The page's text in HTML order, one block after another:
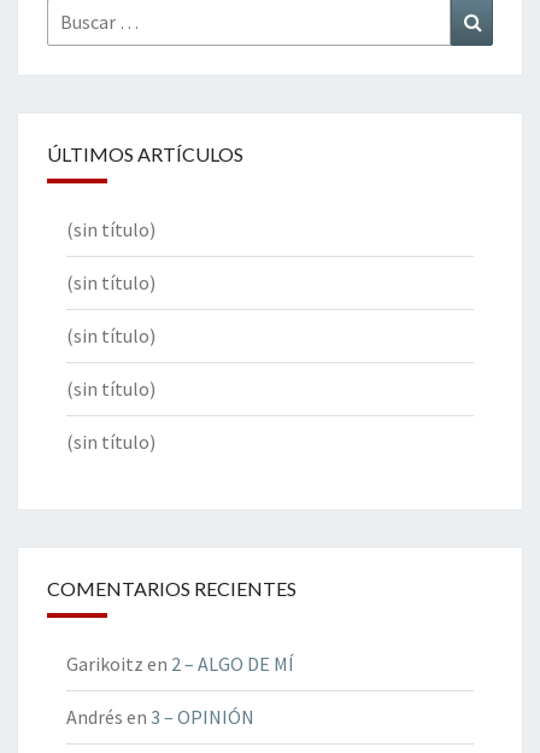
Buscar
por:
ÚLTIMOS ARTÍCULOS
(sin título)
(sin título)
(sin título)
(sin título)
(sin título)
COMENTARIOS RECIENTES
Garikoitz en 2 – ALGO DE MÍ
Andrés en 3 – OPINIÓN